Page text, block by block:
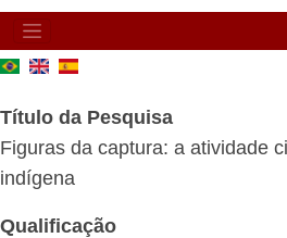
MAIN
NAVIGATION
Título da Pesquisa
Figuras da captura: a atividade
indígena
Qualificação